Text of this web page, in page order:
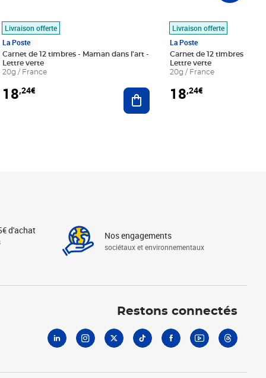
au panier
Livraison offerte
La Poste
Carnet de 12 timbres - Maman dans l'art -
Lettre verte
20g / France
18,24€ Ajouter au panier
Livraison offerte
La Poste
Carnet de 12 timbres - Le
Lettre verte
20g / France
18,24€
d'achat Nos engagements
sociétaux et environnementaux
Restons connectés